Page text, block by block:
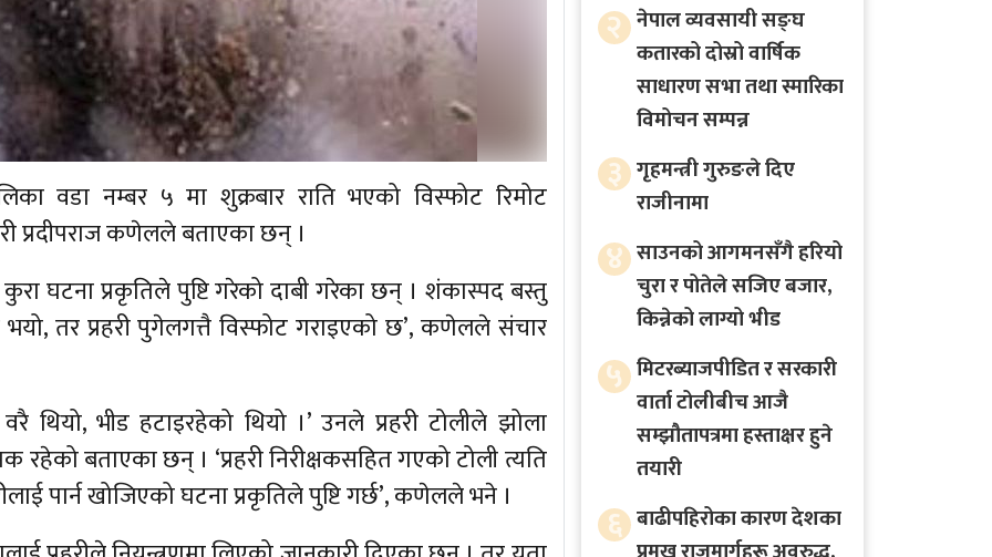
वडा नम्बर ५ मा शुक्रबार राति भएको विस्फोट रिमोट
प्रदीपराज कणेलले बताएका छन् ।
घटना प्रकृतिले पुष्टि गरेको दाबी गरेका छन् । शंकास्पद बस्तु
भयो, तर प्रहरी पुगेलगत्तै विस्फोट गराइएको छ’, कणेलले संचार
थियो, भीड हटाइरहेको थियो ।’ उनले प्रहरी टोलीले झोला
बताएका छन् । ‘प्रहरी निरीक्षकसहित गएको टोली त्यति
पार्न खोजिएको घटना प्रकृतिले पुष्टि गर्छ’, कणेलले भने ।
२ नेपाल व्यवसायी सङ्घ
कतारको दोस्रो वार्षिक
साधारण सभा तथा स्मारिका
विमोचन सम्पन्न
३ गृहमन्त्री गुरुङले दिए
राजीनामा
४ साउनको आगमनसँगै हरियो
चुरा र पोतेले सजिए बजार,
किन्नेको लाग्यो भीड
५ मिटरब्याजपीडित र सरकारी
वार्ता टोलीबीच आजै
सम्झौतापत्रमा हस्ताक्षर हुने
तयारी
६ बाढीपहिरोका कारण देशका